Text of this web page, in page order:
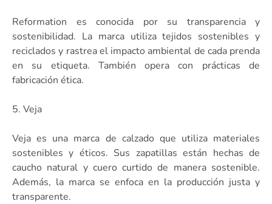
Reformation es conocida por su transparencia y
sostenibilidad. La marca utiliza tejidos sostenibles y
reciclados y rastrea el impacto ambiental de cada prenda
en su etiqueta. También opera con prácticas de
fabricación ética.
5. Veja
Veja es una marca de calzado que utiliza materiales
sostenibles y éticos. Sus zapatillas están hechas de
caucho natural y cuero curtido de manera sostenible.
Además, la marca se enfoca en la producción justa y
transparente.